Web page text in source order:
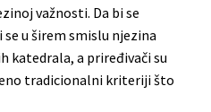
važnosti. Da bi se
u širem smislu njezina
katedrala, a priređivači su
tradicionalni kriteriji što